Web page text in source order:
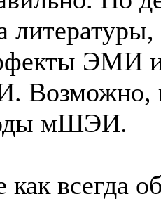
ЭМИ и
мШЭИ.
всегда